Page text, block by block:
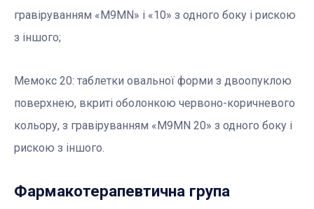
гравіруванням «M9MN» і «10» з одного боку і рискою
з іншого;
Мемокс 20: таблетки овальної форми з двоопуклою
поверхнею, вкриті оболонкою червоно-коричневого
кольору, з гравіруванням «M9MN 20» з одного боку і
рискою з іншого.
Фармакотерапевтична група